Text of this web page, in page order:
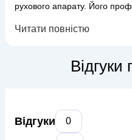
рухового апарату. Його
деформацій до лікування
ендопротезування суглобів...
Читати повністю
Відгуки
Відгуки 0